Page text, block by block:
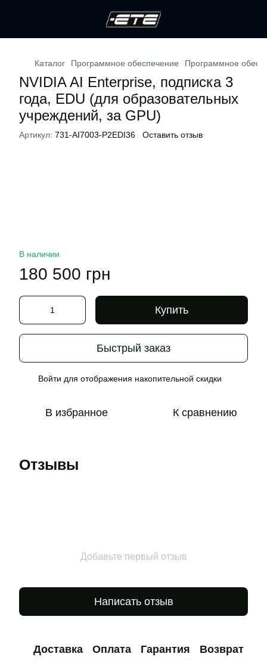
Каталог Программное обеспечение Программное
NVIDIA AI Enterprise, подписка 3
года, EDU (для образовательных
учреждений, за GPU)
Артикул: 731-AI7003-P2EDI36 Оставить отзыв
В наличии
180 500 грн
Купить
Быстрый заказ
Войти для отображения накопительной скидки
В избранное К сравнению
Отзывы
Добавьте первый отзыв
Написать отзыв
Доставка Оплата Гарантия Возврат